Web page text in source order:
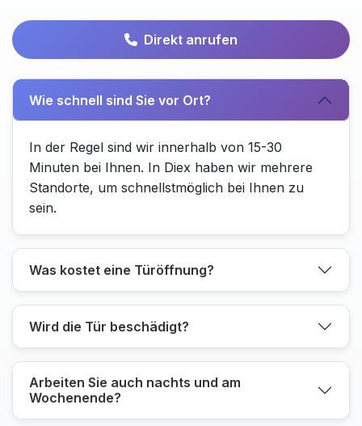
Direkt anrufen
Wie schnell sind Sie vor Ort?
In der Regel sind wir innerhalb von 15-30
Minuten bei Ihnen. In Diex haben wir mehrere
Standorte, um schnellstmöglich bei Ihnen zu
sein.
Was kostet eine Türöffnung?
Wird die Tür beschädigt?
Arbeiten Sie auch nachts und am
Wochenende?